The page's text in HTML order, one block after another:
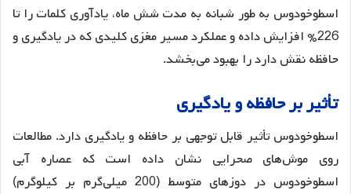
اسطوخودوس به طور شبانه به مدت شش ماه، یادآوری کلمات را تا
226% افزایش داده و عملکرد مسیر مغزی کلیدی که در یادگیری و
حافظه نقش دارد را بهبود می‌بخشد.
تأثیربرحافظهویادگیری
اسطوخودوس تأثیر قابل توجهی بر حافظه و یادگیری دارد. مطالعات
روی موش‌های صحرایی نشان داده است که عصاره آبی
اسطوخودوس در دوزهای متوسط (200 میلی‌گرم بر کیلوگرم)